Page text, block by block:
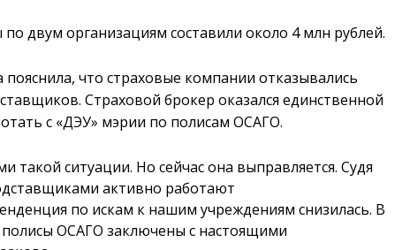
двум организациям составили около 4 млн рублей.
что страховые компании отказывались
Страховой брокер оказался единственной
с «ДЭУ» мэрии по полисам ОСАГО.
ситуации. Но сейчас она выправляется. Судя
активно работают
по искам к нашим учреждениям снизилась. В
полисы ОСАГО заключены с настоящими